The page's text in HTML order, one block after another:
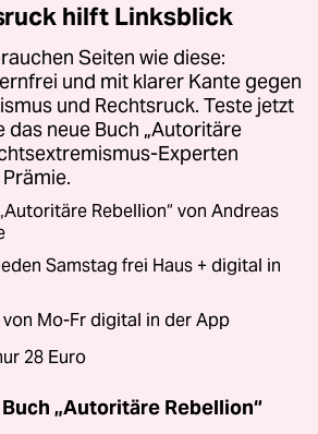
hilft Linksblick
Seiten wie diese:
und mit klarer Kante gegen
und Rechtsruck. Teste jetzt
das neue Buch „Autoritäre
Experten
Rebellion“ von Andreas
Samstag frei Haus + digital in
von Mo-Fr digital in der App
28 Euro
„Autoritäre Rebellion“